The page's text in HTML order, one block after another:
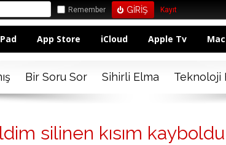
Remember Kayıt
App Store iCloud Apple Tv
Bir Soru Sor Sihirli Elma Teknoloji
silinen kısım kayboldu